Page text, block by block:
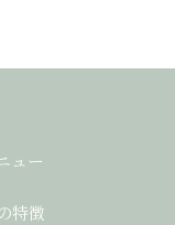
ュー
特徴